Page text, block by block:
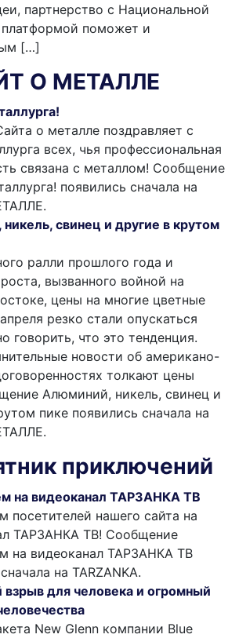
партнерство с Национальной
платформой поможет и
[…]
О МЕТАЛЛЕ
о металле поздравляет с
всех, чья профессиональная
связана с металлом! Сообщение
появились сначала на
свинец и другие в крутом
ралли прошлого года и
вызванного войной на
цены на многие цветные
резко стали опускаться
говорить, что это тенденция.
новости об американо-
толкают цены
Алюминий, никель, свинец и
пике появились сначала на
приключений
на видеоканал ТАРЗАНКА ТВ
посетителей нашего сайта на
ТАРЗАНКА ТВ! Сообщение
на видеоканал ТАРЗАНКА ТВ
на TARZANKA.
взрыв для человека и огромный
New Glenn компании Blue